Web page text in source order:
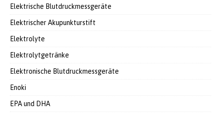
Elektrische Blutdruckmessgeräte
Elektrischer Akupunkturstift
Elektrolyte
Elektrolytgetränke
Elektronische Blutdruckmessgeräte
Enoki
EPA und DHA